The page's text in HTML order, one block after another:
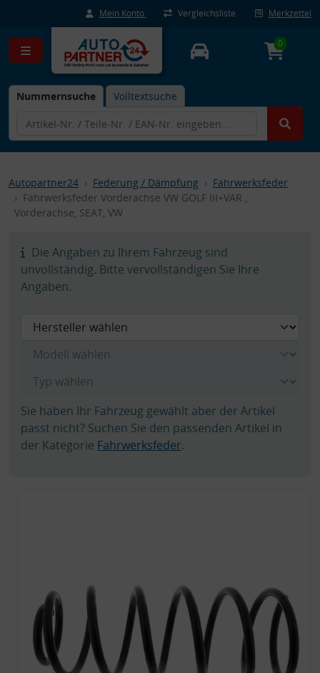
Mein Konto Vergleichsliste Merkzettel
Nummernsuche Volltextsuche
0
Autopartner24 Federung / Dämpfung
Fahrwerksfeder
Fahrwerksfeder Vorderachse VW GOLF III+VAR.,
Vorderachse, SEAT, VW
Die Angaben zu Ihrem Fahrzeug sind
unvollständig. Bitte vervollständigen Sie Ihre
Angaben.
Sie haben Ihr Fahrzeug gewählt aber der Artikel
passt nicht? Suchen Sie den passenden Artikel in
der Kategorie Fahrwerksfeder.